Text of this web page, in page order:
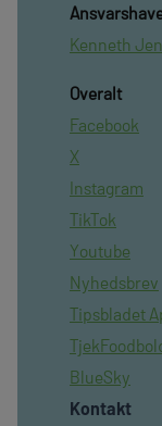
Kenneth
Overalt
Facebook
X
Instagram
TikTok
Youtube
Nyhedsbrev
Tipsbladet
BlueSky
Kontakt